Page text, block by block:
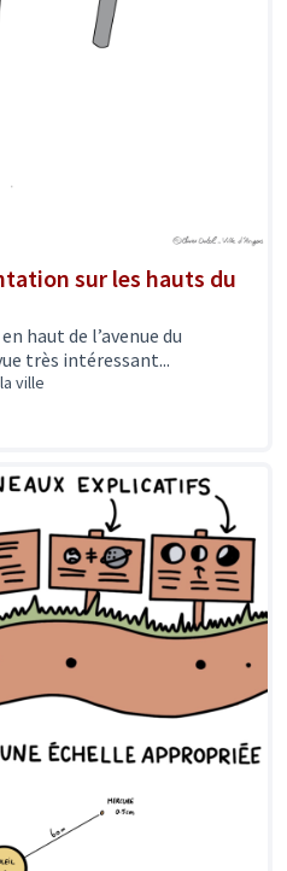
sur les hauts du
haut de l’avenue du
très intéressant...
ville